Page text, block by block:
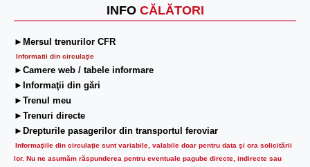
INFO CĂLĂTORI
►Mersul trenurilor CFR
Informatii din circulaţie
►Camere web / tabele informare
►Informaţii din gări
►Trenul meu
►Trenuri directe
►Drepturile pasagerilor din transportul feroviar
Informaţiile din circulaţie sunt variabile, valabile doar pentru data şi ora solicitării
lor. Nu ne asumăm răspunderea pentru eventuale pagube directe, indirecte sau